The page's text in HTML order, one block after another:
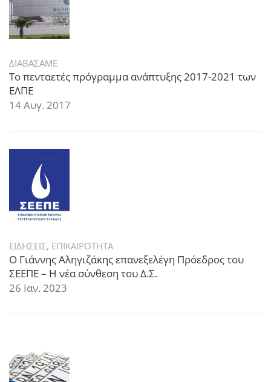
ΔΙΑΒΑΣΑΜΕ
Το πενταετές πρόγραμμα ανάπτυξης 2017-2021 των
ΕΛΠΕ
14 Αυγ. 2017
ΕΙΔΗΣΕΙΣ, ΕΠΙΚΑΙΡΟΤΗΤΑ
Ο Γιάννης Αληγιζάκης επανεξελέγη Πρόεδρος του
ΣΕΕΠΕ – Η νέα σύνθεση του Δ.Σ.
26 Ιαν. 2023